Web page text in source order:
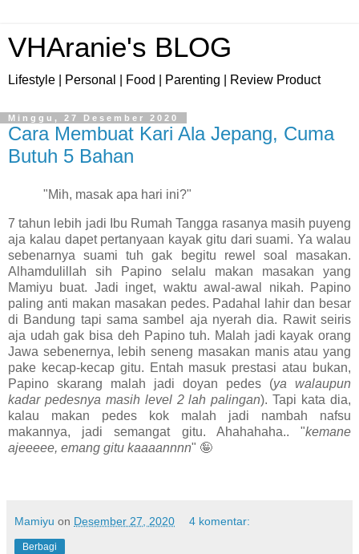
VHAranie's BLOG
Lifestyle | Personal | Food | Parenting | Review Product
Minggu, 27 Desember 2020
Cara Membuat Kari Ala Jepang, Cuma
Butuh 5 Bahan
"Mih, masak apa hari ini?"
7 tahun lebih jadi Ibu Rumah Tangga rasanya masih puyeng
aja kalau dapet pertanyaan kayak gitu dari suami. Ya walau
sebenarnya suami tuh gak begitu rewel soal masakan.
Alhamdulillah sih Papino selalu makan masakan yang
Mamiyu buat. Jadi inget, waktu awal-awal nikah. Papino
paling anti makan masakan pedes. Padahal lahir dan besar
di Bandung tapi sama sambel aja nyerah dia. Rawit seiris
aja udah gak bisa deh Papino tuh. Malah jadi kayak orang
Jawa sebenernya, lebih seneng masakan manis atau yang
pake kecap-kecap gitu. Entah masuk prestasi atau bukan,
Papino skarang malah jadi doyan pedes (ya walaupun
kadar pedesnya masih level 2 lah palingan). Tapi kata dia,
kalau makan pedes kok malah jadi nambah nafsu
makannya, jadi semangat gitu. Ahahahaha.. "kemane
ajeeeee, emang gitu kaaaannnn" 🤪
Mamiyu on Desember 27, 2020 4 komentar:
Berbagi